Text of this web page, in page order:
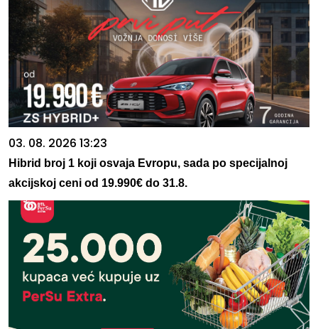
03. 08. 2026 13:23
Hibrid broj 1 koji osvaja Evropu, sada po specijalnoj
akcijskoj ceni od 19.990€ do 31.8.